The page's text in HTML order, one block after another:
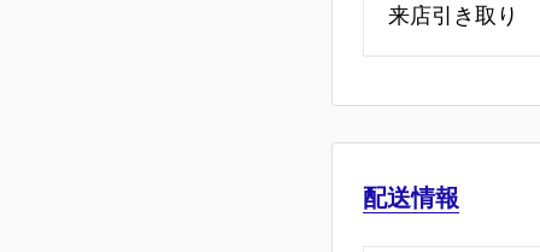
来店引き取り
配送情報